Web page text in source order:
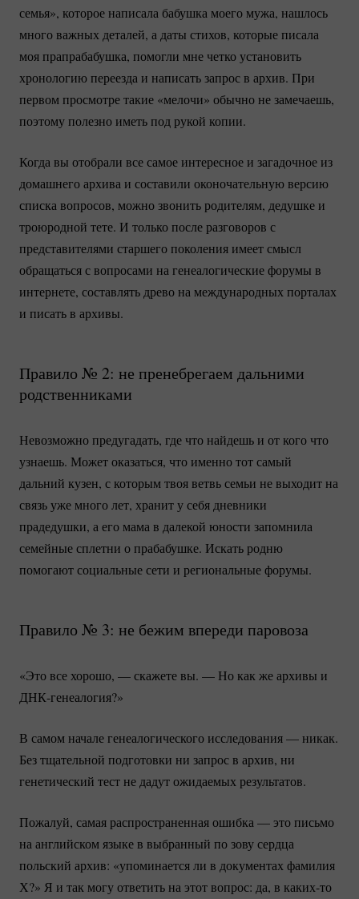
семья», которое написала бабушка моего мужа, нашлось
много важных деталей, а даты стихов, которые писала
моя прапрабабушка, помогли мне четко установить
хронологию переезда и написать запрос в архив. При
первом просмотре такие «мелочи» обычно не замечаешь,
поэтому полезно иметь под рукой копии.
Когда вы отобрали все самое интересное и загадочное из
домашнего архива и составили оконочательную версию
списка вопросов, можно звонить родителям, дедушке и
троюродной тете. И только после разговоров с
представителями старшего поколения имеет смысл
обращаться с вопросами на генеалогические форумы в
интернете, составлять древо на международных порталах
и писать в архивы.
Правило № 2: не пренебрегаем дальними
родственниками
Невозможно предугадать, где что найдешь и от кого что
узнаешь. Может оказаться, что именно тот самый
дальний кузен, с которым твоя ветвь семьи не выходит на
связь уже много лет, хранит у себя дневники
прадедушки, а его мама в далекой юности запомнила
семейные сплетни о прабабушке. Искать родню
помогают социальные сети и региональные форумы.
Правило № 3: не бежим впереди паровоза
«Это все хорошо, — скажете вы. — Но как же архивы и
ДНК-генеалогия?»
В самом начале генеалогического исследования — никак.
Без тщательной подготовки ни запрос в архив, ни
генетический тест не дадут ожидаемых результатов.
Пожалуй, самая распространенная ошибка — это письмо
на английском языке в выбранный по зову сердца
польский архив: «упоминается ли в документах фамилия
Х?» Я и так могу ответить на этот вопрос: да, в каких-то